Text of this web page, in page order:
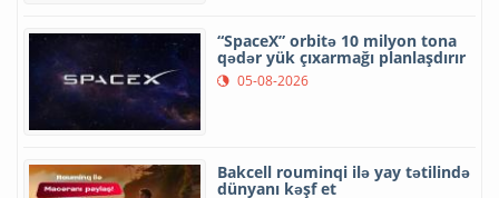
“SpaceX” orbitə 10 milyon tona
qədər yük çıxarmağı planlaşdırır
05-08-2026
Bakcell rouminqi ilə yay tətilində
dünyanı kəşf et